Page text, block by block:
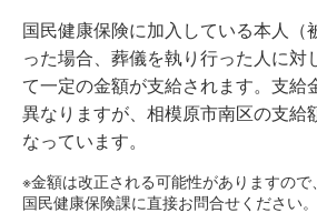
国民健康保険に加入している本人（
った場合、葬儀を執り行った人に対
て一定の金額が支給されます。支給
異なりますが、相模原市南区の支給
なっています。
※金額は改正される可能性がありますの
国民健康保険課に直接お問合せください。